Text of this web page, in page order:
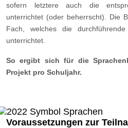
sofern letztere auch die
unterrichtet (oder beherrscht). Die
Fach, welches die
unterrichtet.
So ergibt sich für die
Projekt pro Schuljahr.
Voraussetzungen zur